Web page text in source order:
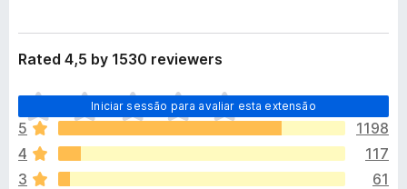
Rated 4,5 by 1530 reviewers
Iniciar sessão para avaliar esta extensão
N
ã
o
e
x
5
1198
4
117
3
61